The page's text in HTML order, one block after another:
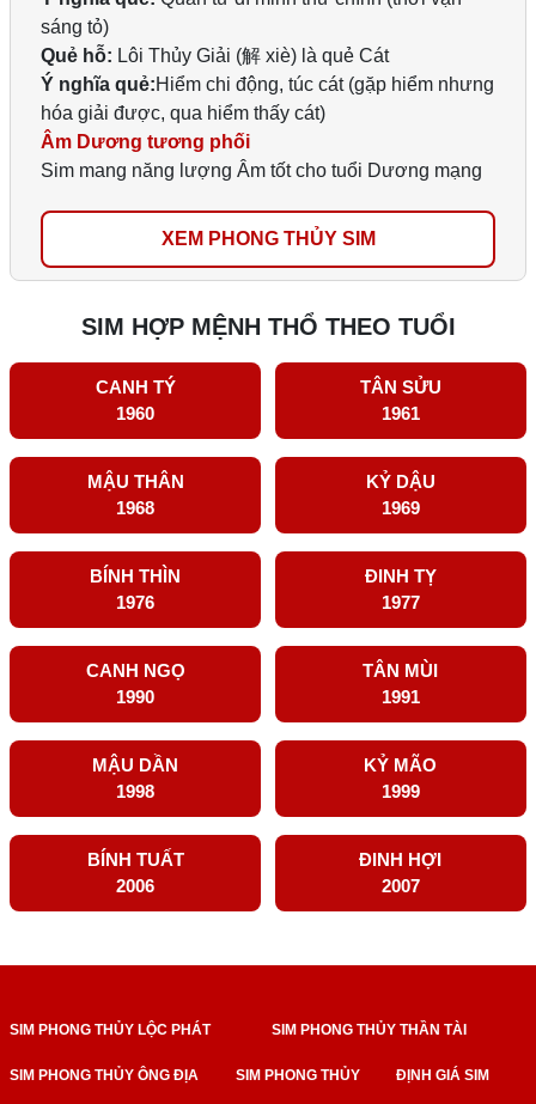
sáng tỏ)
Quẻ hỗ: Lôi Thủy Giải (解 xiè) là quẻ Cát
Ý nghĩa quẻ:Hiểm chi động, túc cát (gặp hiểm nhưng
hóa giải được, qua hiểm thấy cát)
Âm Dương tương phối
Sim mang năng lượng Âm tốt cho tuổi Dương mạng
XEM PHONG THỦY SIM
SIM HỢP MỆNH THỔ THEO TUỔI
CANH TÝ
1960
TÂN SỬU
1961
MẬU THÂN
1968
KỶ DẬU
1969
BÍNH THÌN
1976
ĐINH TỴ
1977
CANH NGỌ
1990
TÂN MÙI
1991
MẬU DẦN
1998
KỶ MÃO
1999
BÍNH TUẤT
2006
ĐINH HỢI
2007
SIM PHONG THỦY LỘC PHÁT SIM PHONG THỦY THẦN TÀI
SIM PHONG THỦY ÔNG ĐỊA SIM PHONG THỦY ĐỊNH GIÁ SIM